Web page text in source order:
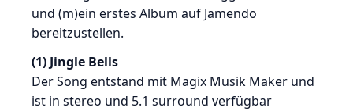
und (m)ein erstes Album auf Jamendo
bereitzustellen.
(1) Jingle Bells
Der Song entstand mit Magix Musik Maker und
ist in stereo und 5.1 surround verfügbar